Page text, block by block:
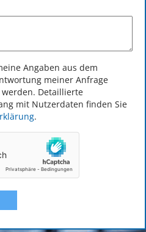
Angaben aus dem
meiner Anfrage
Detaillierte
mit Nutzerdaten finden Sie
.